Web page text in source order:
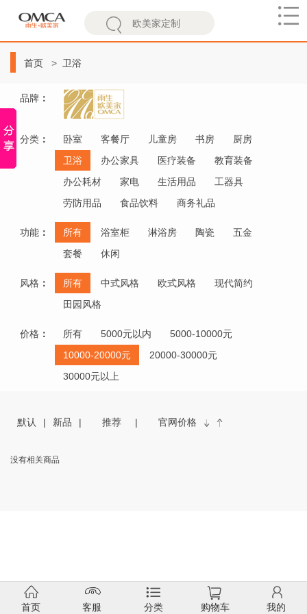
欧
首页 卫浴
品牌 ：
分类 ： 卧室 客餐厅 儿童房 书房
厨房
卫浴
办公家具 医疗装备
教育装备
办公耗材
家电 生活用品
工器具
劳防用品
食品饮料 商务礼品
功能 ： 所有 浴室柜 淋浴房 陶瓷
五金
套餐
休闲
风格 ： 所有 中式风格 欧式风格
现代简约
田园风格
价格 ： 所有 5000元以内
5000-10000元
10000-20000元
20000-30000元
30000元以上
默认 新品 推荐 官网价格
没有相关商品
首页 客服 分类 购物车 我的